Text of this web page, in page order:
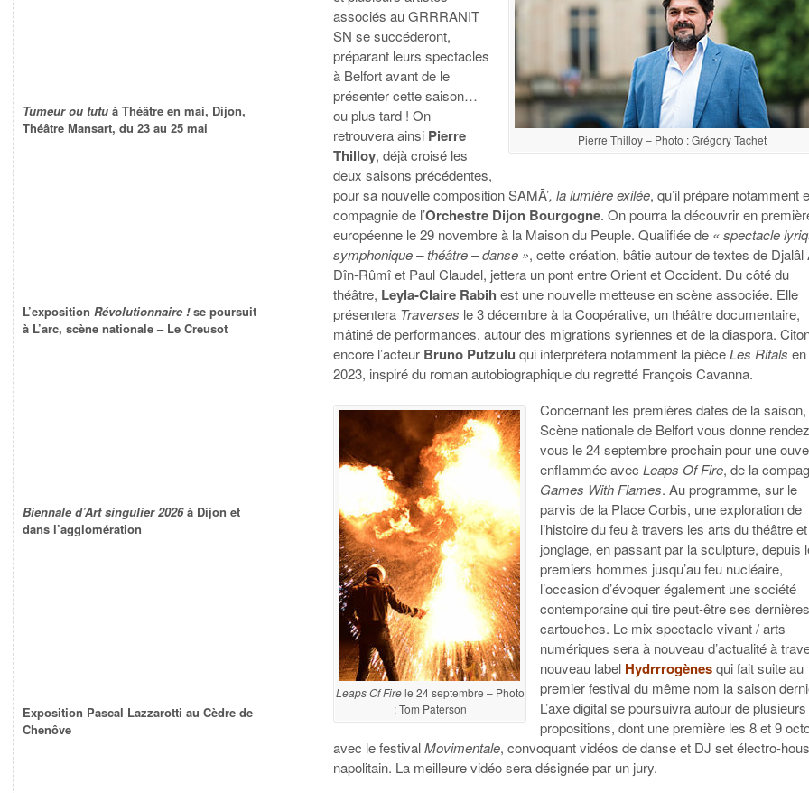
Pierre Thilloy – Photo : Grégory Tachet
associés au GRRRANIT
SN se succéderont,
préparant leurs spectacles
à Belfort avant de le
présenter cette saison…
ou plus tard ! On
retrouvera ainsi Pierre
Thilloy, déjà croisé les
deux saisons précédentes,
pour sa nouvelle composition SAMĀ’, la lumière exilée, qu’il prépare notamment
compagnie de l’Orchestre Dijon Bourgogne. On pourra la découvrir en
européenne le 29 novembre à la Maison du Peuple. Qualifiée de « spectacle
symphonique – théâtre – danse », cette création, bâtie autour de textes de Djalâl
Dîn-Rûmî et Paul Claudel, jettera un pont entre Orient et Occident. Du côté du
théâtre, Leyla-Claire Rabih est une nouvelle metteuse en scène associée. Elle
présentera Traverses le 3 décembre à la Coopérative, un théâtre documentaire,
mâtiné de performances, autour des migrations syriennes et de la diaspora.
encore l’acteur Bruno Putzuluqui interprétera notamment la pièceLes Ritals
2023, inspiré du roman autobiographique du regretté François Cavanna.
Leaps Of Firele 24 septembre – Photo
: Tom Paterson
Concernant les premières dates de la
Scène nationale de Belfort vous donne
vous le 24 septembre prochain pour une
enflammée avec Leaps Of Fire, de la
Games With Flames. Au programme, sur le
parvis de la Place Corbis, une exploration de
l’histoire du feu à travers les arts du théâtre
jonglage, en passant par la sculpture, depuis
premiers hommes jusqu’au feu nucléaire,
l’occasion d’évoquer également une société
contemporaine qui tire peut-être ses dernières
cartouches. Le mix spectacle vivant / arts
numériques sera à nouveau d’actualité à
nouveau label Hydrrrogènesqui fait suite au
premier festival du même nom la saison
L’axe digital se poursuivra autour de plusieurs
propositions, dont une première les 8 et 9
avec le festivalMovimentale, convoquant vidéos de danse et DJ set électro-
napolitain. La meilleure vidéo sera désignée par un jury.
Tumeur ou tutu à Théâtre en mai, Dijon,
Théâtre Mansart, du 23 au 25 mai
L’exposition Révolutionnaire !se poursuit
à L’arc, scène nationale – Le Creusot
Biennale d’Art singulier 2026à Dijon et
dans l’agglomération
Exposition Pascal Lazzarotti au Cèdre de
Chenôve